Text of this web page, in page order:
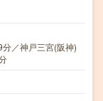
／神戸三宮(阪神)